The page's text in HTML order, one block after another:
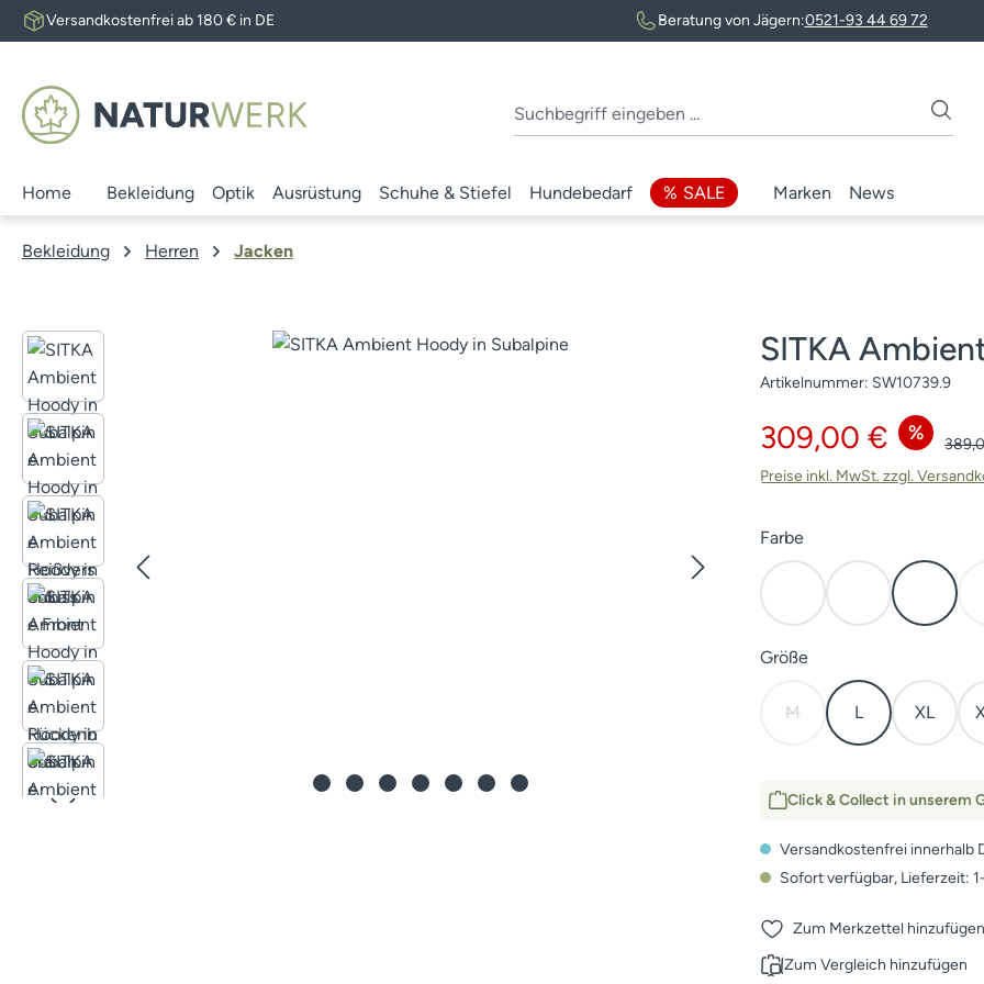
Hauptinhalt springen
Zur Suche springen
Zur Hauptnavigation springen
Versandkostenfrei ab 180 € in DE Beratung von Jägern:0521-93 44 69 72
Home Bekleidung Optik Ausrüstung Schuhe & Stiefel Hundebedarf SALE Marken News
Bekleidung Herren Jacken
Bildergalerie überspringen SITKA
Artikelnummer: SW10739.9
Verkaufspreis:
309,00 € %
Preise inkl. MwSt. zzgl.
Farbeauswählen
Elevated II Open Country
Größeauswählen
M
(Diese Option ist zurzeit
L XL
Click & Collect in unserem
Versandkostenfrei innerhalb
Sofort verfügbar, Lieferzeit:
Zum Merkzettel hinzufügen
Zum Vergleich hinzufügen